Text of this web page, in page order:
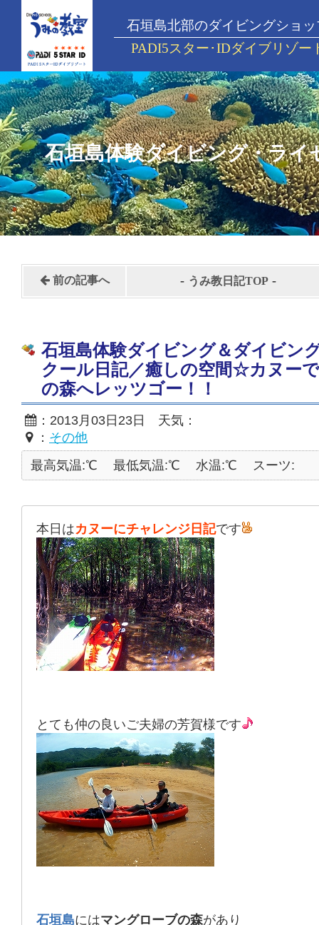
石垣島北部のダイビングショッ
PADI5スター･IDダイブリゾー
石垣島体験ダイビング・ライ
前の記事へ - うみ教日記TOP -
石垣島体験ダイビング＆ダイビン
クール日記／癒しの空間☆カヌー
の森へレッツゴー！！
：2013月03日23日 天気：
： その他
最高気温:℃
最低気温:℃ 水温:℃ スーツ:
本日はカヌーにチャレンジ日記です
とても仲の良いご夫婦の芳賀様です
石垣島にはマングローブの森があり